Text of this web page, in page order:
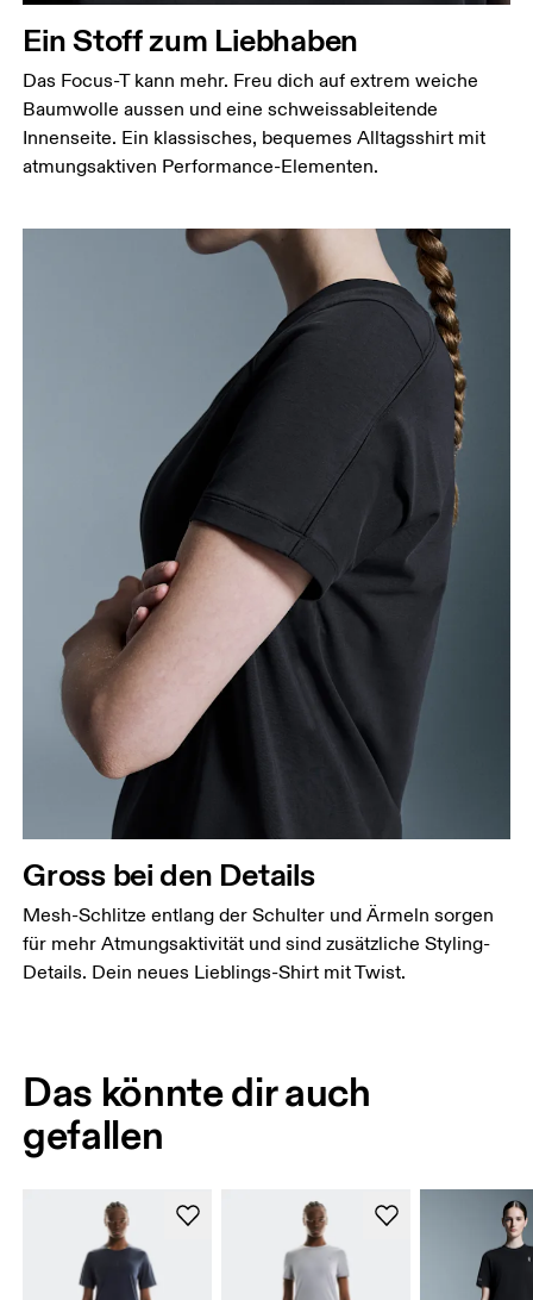
Ein Stoff zum Liebhaben
Das Focus-T kann mehr. Freu dich auf extrem weiche
Baumwolle aussen und eine schweissableitende
Innenseite. Ein klassisches, bequemes Alltagsshirt mit
atmungsaktiven Performance-Elementen.
Gross bei den Details
Mesh-Schlitze entlang der Schulter und Ärmeln sorgen
für mehr Atmungsaktivität und sind zusätzliche Styling-
Details. Dein neues Lieblings-Shirt mit Twist.
Das könnte dir auch
gefallen